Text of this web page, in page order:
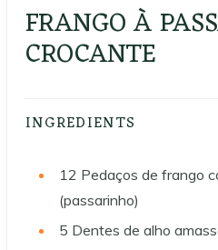
FRANGO À
CROCANTE
INGREDIENTS
12 Pedaços de frango
(passarinho)
5 Dentes de alho